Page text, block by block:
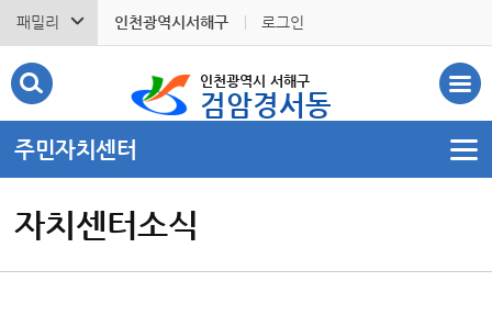
패밀리 인천광역시서해구 로그인
인천광역시 서해구
검암경서동
주민자치센터
자치센터소식